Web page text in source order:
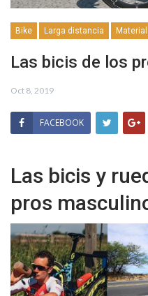
Bike Larga distancia
Las bicis de los
Oct 8, 2019
FACEBOOK
Las bicis y
pros